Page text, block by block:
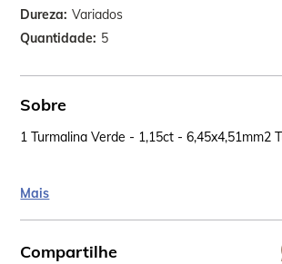
Dureza Variados
Quantidade 5
Sobre
1 Turmalina Verde - 1,15ct - 6,45x4,51mm2
Mais
Compartilhe